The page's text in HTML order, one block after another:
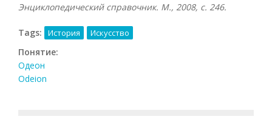
Энциклопедический справочник. М., 2008, с. 246.
Tags: История Искусство
Понятие:
Одеон
Odeion